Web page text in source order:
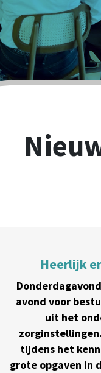
Heerlijk
avond voor
uit het
tijdens het
grote opgaven in